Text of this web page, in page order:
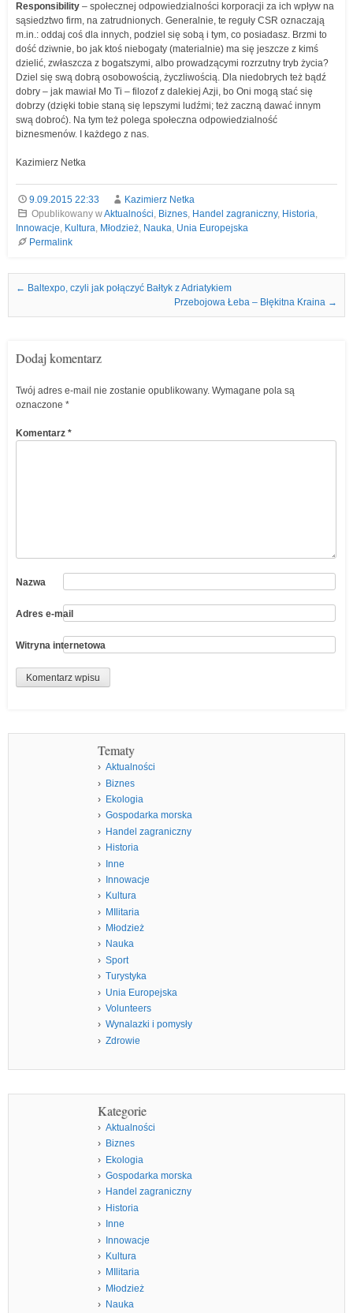
Responsibility – społecznej odpowiedzialności korporacji za ich wpływ na
sąsiedztwo firm, na zatrudnionych. Generalnie, te reguły CSR oznaczają
m.in.: oddaj coś dla innych, podziel się sobą i tym, co posiadasz. Brzmi to
dość dziwnie, bo jak ktoś niebogaty (materialnie) ma się jeszcze z kimś
dzielić, zwłaszcza z bogatszymi, albo prowadzącymi rozrzutny tryb życia?
Dziel się swą dobrą osobowością, życzliwością. Dla niedobrych też bądź
dobry – jak mawiał Mo Ti – filozof z dalekiej Azji, bo Oni mogą stać się
dobrzy (dzięki tobie staną się lepszymi ludźmi; też zaczną dawać innym
swą dobroć). Na tym też polega społeczna odpowiedzialność
biznesmenów. I każdego z nas.
Kazimierz Netka
9.09.2015 22:33
Kazimierz Netka
Opublikowany wAktualności, Biznes, Handel zagraniczny, Historia,
Innowacje, Kultura, Młodzież, Nauka, Unia Europejska
Permalink
Nawigacja we wpisach
← Baltexpo, czyli jak połączyć Bałtyk z Adriatykiem
Przebojowa Łeba – Błękitna Kraina →
Dodaj komentarz
Twój adres e-mail nie zostanie opublikowany. Wymagane pola są
oznaczone *
Komentarz *
Nazwa
Adres e-mail
Witryna internetowa
Tematy
Aktualności
Biznes
Ekologia
Gospodarka morska
Handel zagraniczny
Historia
Inne
Innowacje
Kultura
MIlitaria
Młodzież
Nauka
Sport
Turystyka
Unia Europejska
Volunteers
Wynalazki i pomysły
Zdrowie
Kategorie
Aktualności
Biznes
Ekologia
Gospodarka morska
Handel zagraniczny
Historia
Inne
Innowacje
Kultura
MIlitaria
Młodzież
Nauka